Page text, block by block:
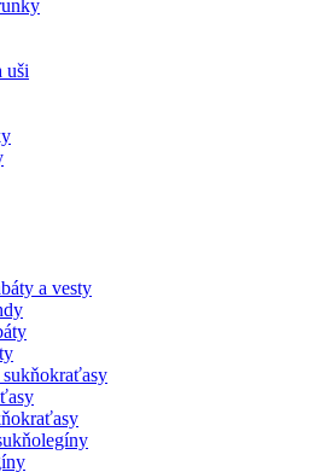
uši
a vesty